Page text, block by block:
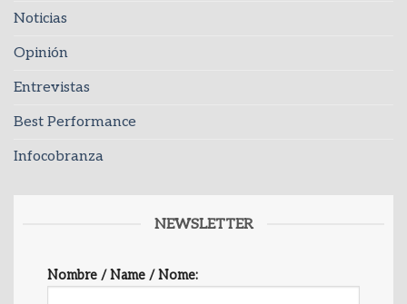
Noticias
Opinión
Entrevistas
Best Performance
Infocobranza
NEWSLETTER
Nombre / Name / Nome: